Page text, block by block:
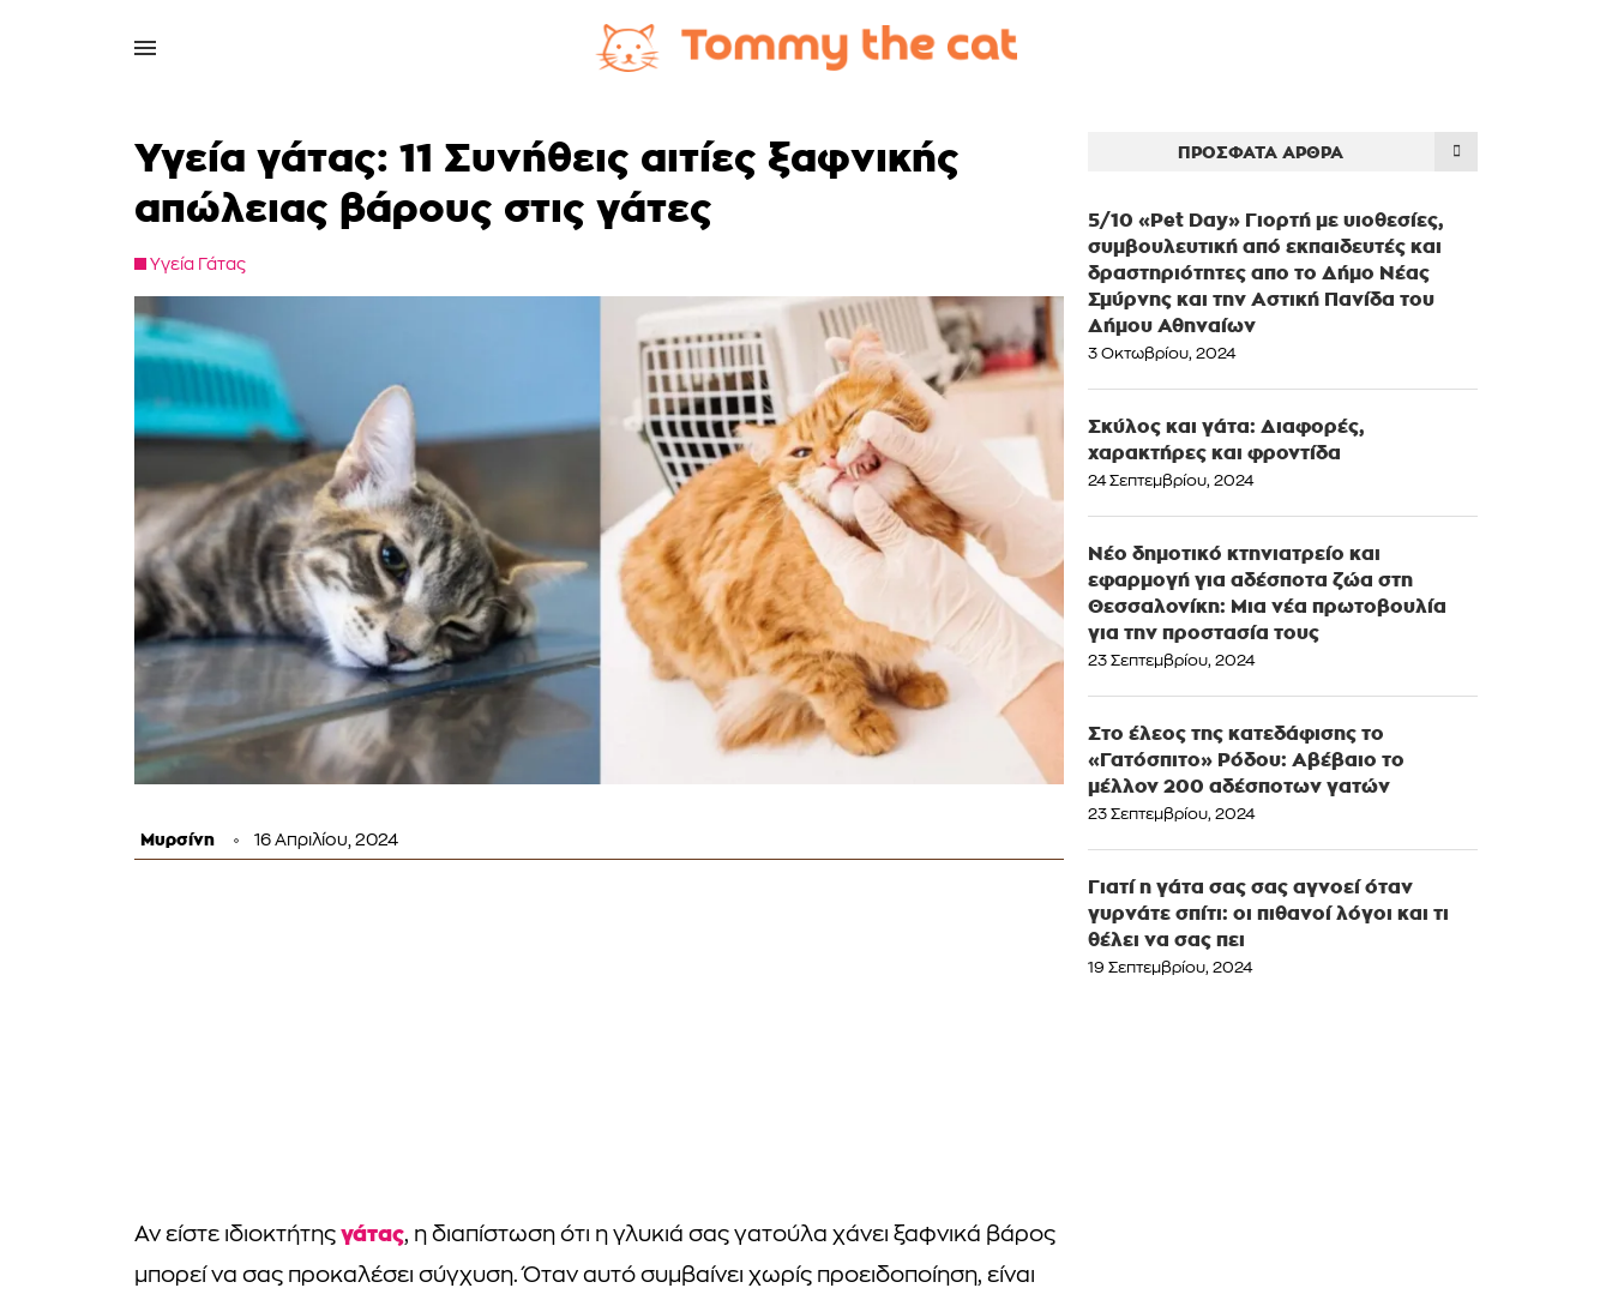
Υγεία γάτας: 11 Συνήθεις αιτίες ξαφνικής
απώλειας βάρους στις γάτες
Υγεία Γάτας
Μυρσίνη 16 Απριλίου, 2024
Αν είστε ιδιοκτήτης γάτας, η διαπίστωση ότι η γλυκιά σας γατούλα χάνει ξαφνικά βάρος
μπορεί να σας προκαλέσει σύγχυση. Όταν αυτό συμβαίνει χωρίς προειδοποίηση, είναι
ΠΡΌΣΦΑΤΑ ΆΡΘΡΑ
5/10 «Pet Day» Γιορτή με υιοθεσίες,
συμβουλευτική από εκπαιδευτές και
δραστηριότητες απο το Δήμο Νέας
Σμύρνης και την Αστική Πανίδα του
Δήμου Αθηναίων
3 Οκτωβρίου, 2024
Σκύλος και γάτα: Διαφορές,
χαρακτήρες και φροντίδα
24 Σεπτεμβρίου, 2024
Νέο δημοτικό κτηνιατρείο και
εφαρμογή για αδέσποτα ζώα στη
Θεσσαλονίκη: Μια νέα πρωτοβουλία
για την προστασία τους
23 Σεπτεμβρίου, 2024
Στο έλεος της κατεδάφισης το
«Γατόσπιτο» Ρόδου: Αβέβαιο το
μέλλον 200 αδέσποτων γατών
23 Σεπτεμβρίου, 2024
Γιατί η γάτα σας σας αγνοεί όταν
γυρνάτε σπίτι: οι πιθανοί λόγοι και τι
θέλει να σας πει
19 Σεπτεμβρίου, 2024